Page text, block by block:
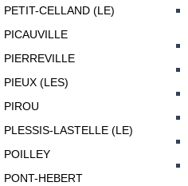
PETIT-CELLAND (LE)
PICAUVILLE
PIERREVILLE
PIEUX (LES)
PIROU
PLESSIS-LASTELLE (LE)
POILLEY
PONT-HEBERT